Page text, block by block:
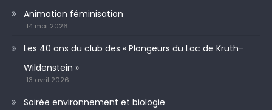
Animation féminisation
14 mai 2026
Les 40 ans du club des « Plongeurs du Lac de Kruth-
Wildenstein »
13 avril 2026
Soirée environnement et biologie